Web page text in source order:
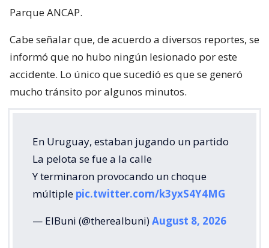
Parque ANCAP.
Cabe señalar que, de acuerdo a diversos reportes, se
informó que no hubo ningún lesionado por este
accidente. Lo único que sucedió es que se generó
mucho tránsito por algunos minutos.
En Uruguay, estaban jugando un partido
La pelota se fue a la calle
Y terminaron provocando un choque
múltiple pic.twitter.com/k3yxS4Y4MG
— ElBuni (@therealbuni)August 8, 2026